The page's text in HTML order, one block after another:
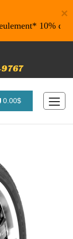
×
10% de
0.00$